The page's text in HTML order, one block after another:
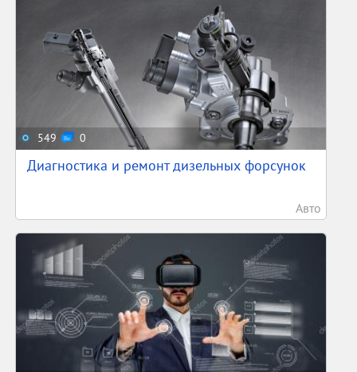
549 0
Диагностика и ремонт дизельных форсунок
Авто